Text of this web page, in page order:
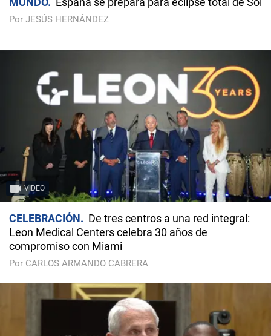
Por JESÚS HERNÁNDEZ
VIDEO
CELEBRACIÓN
De tres centros a una red integral:
Leon Medical Centers celebra 30 años de
compromiso con Miami
Por CARLOS ARMANDO CABRERA